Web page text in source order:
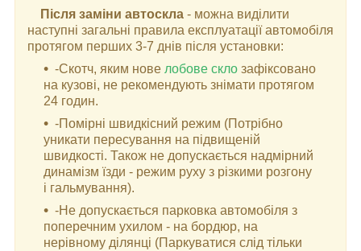
Після заміни автоскла - можна виділити
наступні загальні правила експлуатації автомобіля
протягом перших 3-7 днів після установки:
-Скотч, яким нове лобове скло зафіксовано
на кузові, не рекомендують знімати протягом
24 годин.
-Помірні швидкісний режим (Потрібно
уникати пересування на підвищеній
швидкості. Також не допускається надмірний
динамізм їзди - режим руху з різкими розгону
і гальмування).
-Не допускається парковка автомобіля з
поперечним ухилом - на бордюр, на
нерівному ділянці (Паркуватися слід тільки